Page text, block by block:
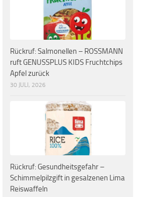
Rückruf: Salmonellen – ROSSMANN
ruft GENUSSPLUS KIDS Fruchtchips
Apfel zurück
30 JULI, 2026
Rückruf: Gesundheitsgefahr –
Schimmelpilzgift in gesalzenen Lima
Reiswaffeln